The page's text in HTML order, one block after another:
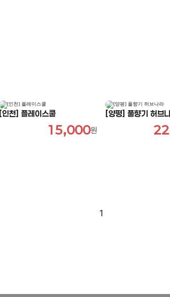
[인천] 플레이스쿨
15,000원
[양평] 풀향기 허브
1